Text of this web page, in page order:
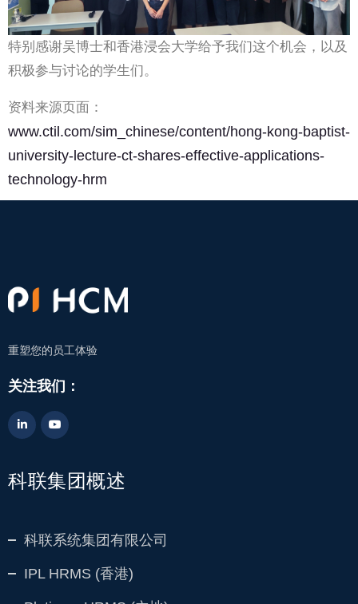
特别感谢吴博士和香港浸会大学给予我们这个机会，以及
积极参与讨论的学生们。
资料来源页面：
www.ctil.com/sim_chinese/content/hong-kong-baptist-
university-lecture-ct-shares-effective-applications-
technology-hrm
重塑您的员工体验
关注我们：
科联集团概述
科联系统集团有限公司
IPL HRMS (香港)